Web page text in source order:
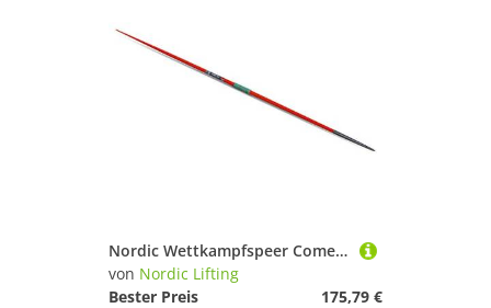
Nordic Wettkampfspeer Comet Alu 800 g Flex 11.4
von Nordic Lifting
Bester Preis
175,79 €